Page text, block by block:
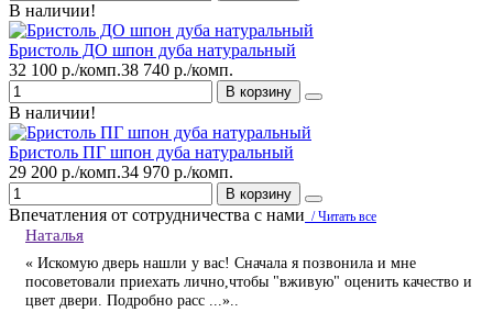
В наличии!
Бристоль ДО шпон дуба натуральный
32 100 р./комп.38 740 р./комп.
В корзину
В наличии!
Бристоль ПГ шпон дуба натуральный
29 200 р./комп.34 970 р./комп.
В корзину
Впечатления от сотрудничества с нами / Читать все
Наталья
« Искомую дверь нашли у вас! Сначала я позвонила и мне
посоветовали приехать лично,чтобы "вживую" оценить качество и
цвет двери. Подробно расс ...»..